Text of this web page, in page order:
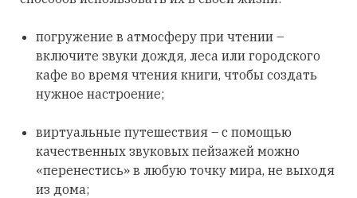
погружение в атмосферу при чтении –
включите звуки дождя, леса или городского
кафе во время чтения книги, чтобы создать
нужное настроение;
виртуальные путешествия – с помощью
качественных звуковых пейзажей можно
«перенестись» в любую точку мира, не выходя
из дома;